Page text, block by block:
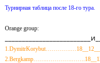
Турнирная таблица после 18-го тура.
Orange group: